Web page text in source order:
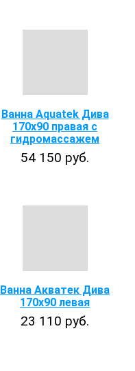
Ванна Aquatek Дива
170x90 правая с
гидромассажем
54 150 руб.
Ванна Акватек Дива
170x90 левая
23 110 руб.